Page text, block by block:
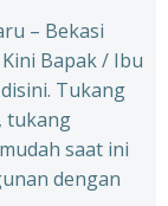
– Bekasi
Bapak / Ibu
Tukang
tukang
saat ini
dengan